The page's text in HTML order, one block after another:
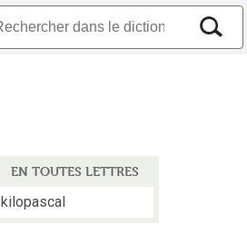
EN TOUTES LETTRES
kilopascal